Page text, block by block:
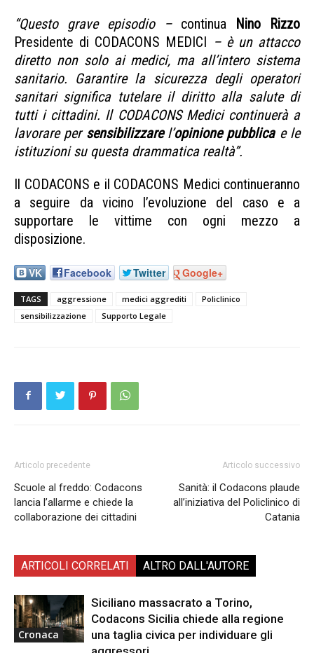
“Questo grave episodio – continua Nino Rizzo
Presidente di CODACONS MEDICI – è un attacco
diretto non solo ai medici, ma all’intero sistema
sanitario. Garantire la sicurezza degli operatori
sanitari significa tutelare il diritto alla salute di
tutti i cittadini. Il CODACONS Medici continuerà a
lavorare per sensibilizzarel’opinione pubblicae le
istituzioni su questa drammatica realtà”.
Il CODACONS e il CODACONS Medici continueranno
a seguire da vicino l’evoluzione del caso e a
supportare le vittime con ogni mezzo a
disposizione.
VK Facebook Twitter Google+
TAGS aggressione medici aggrediti
Policlinico
sensibilizzazione
Supporto Legale
Articolo precedente
Scuole al freddo: Codacons
lancia l’allarme e chiede la
collaborazione dei cittadini
Articolo successivo
Sanità: il Codacons plaude
all’iniziativa del Policlinico di
Catania
ARTICOLI CORRELATI ALTRO DALL'AUTORE
Cronaca
Siciliano massacrato a Torino,
Codacons Sicilia chiede alla regione
una taglia civica per individuare gli